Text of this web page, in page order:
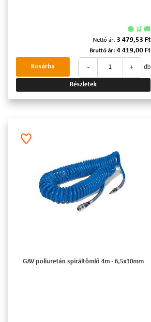
🟢 🛒 🚚
Nettó ár: 3 479,53 Ft
Bruttó ár: 4 419,00 Ft
- + db
Kosárba
Részletek
GAV poliuretán spiráltömlő 4m - 6,5x10mm